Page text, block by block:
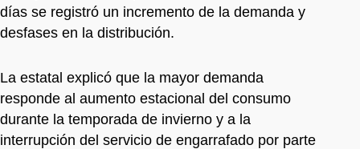
días se registró un incremento de la demanda y
desfases en la distribución.
La estatal explicó que la mayor demanda
responde al aumento estacional del consumo
durante la temporada de invierno y a la
interrupción del servicio de engarrafado por parte